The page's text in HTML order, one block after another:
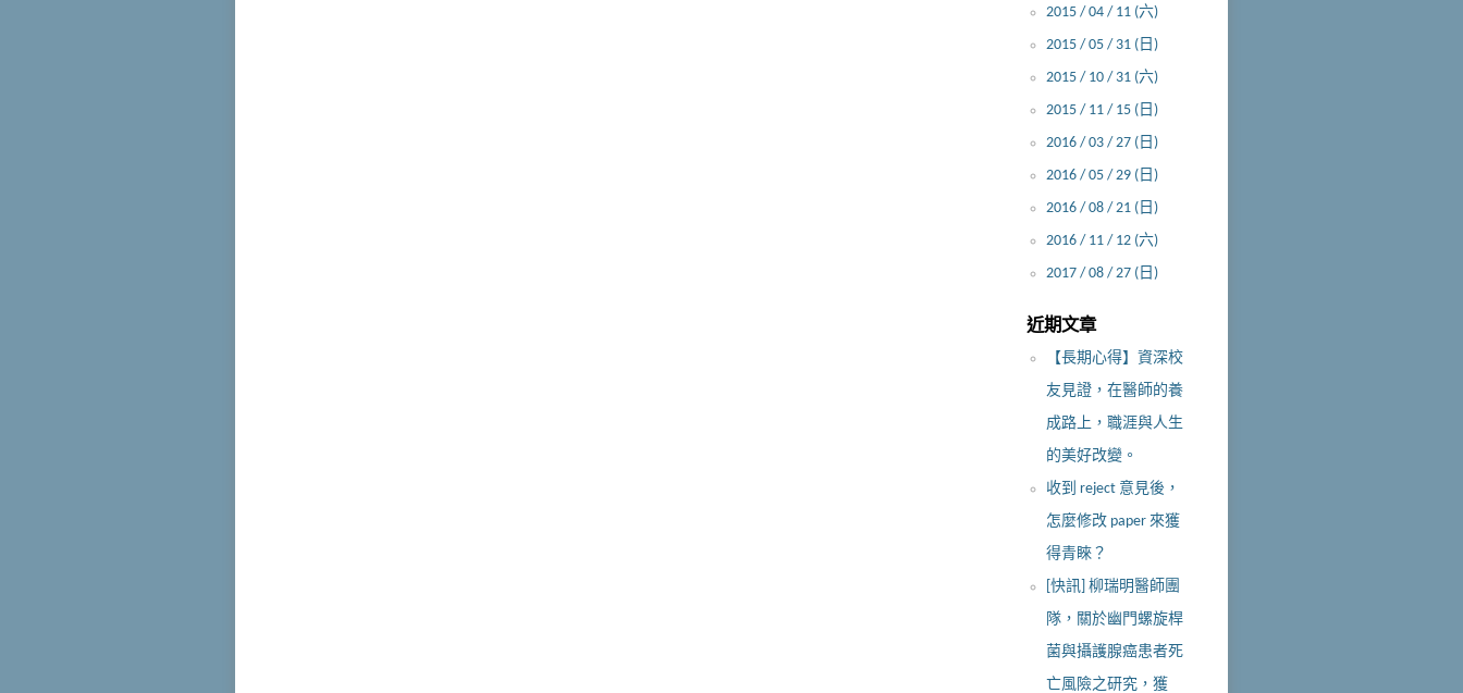
2015 / 04 / 11 (六)
2015 / 05 / 31 (日)
2015 / 10 / 31 (六)
2015 / 11 / 15 (日)
2016 / 03 / 27 (日)
2016 / 05 / 29 (日)
2016 / 08 / 21 (日)
2016 / 11 / 12 (六)
2017 / 08 / 27 (日)
近期文章
【長期心得】資深校
友見證，在醫師的養
成路上，職涯與人生
的美好改變。
收到 reject 意見後，
怎麼修改 paper 來獲
得青睞？
[快訊] 柳瑞明醫師團
隊，關於幽門螺旋桿
菌與攝護腺癌患者死
亡風險之研究，獲